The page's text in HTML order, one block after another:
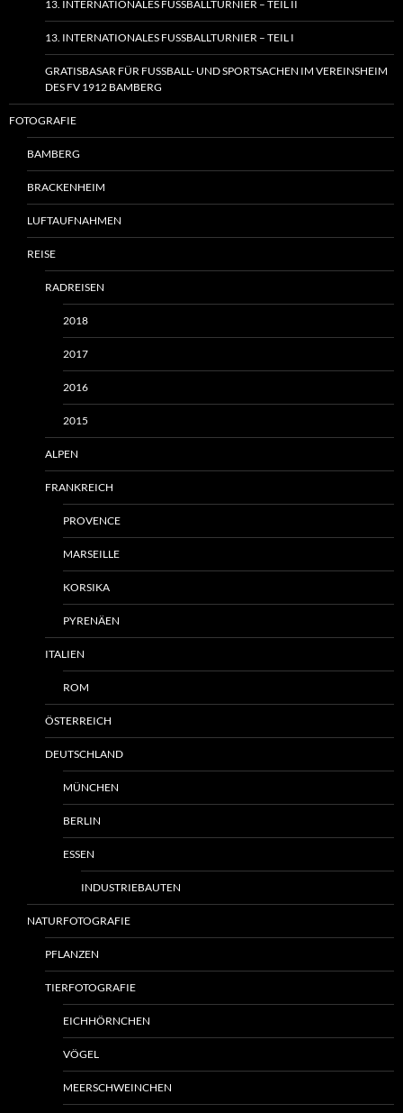
13. INTERNATIONALES FUSSBALLTURNIER – TEIL II
13. INTERNATIONALES FUSSBALLTURNIER – TEIL I
GRATISBASAR FÜR FUSSBALL- UND SPORTSACHEN IM VEREINSHEIM
DES FV 1912 BAMBERG
FOTOGRAFIE
BAMBERG
BRACKENHEIM
LUFTAUFNAHMEN
REISE
RADREISEN
2018
2017
2016
2015
ALPEN
FRANKREICH
PROVENCE
MARSEILLE
KORSIKA
PYRENÄEN
ITALIEN
ROM
ÖSTERREICH
DEUTSCHLAND
MÜNCHEN
BERLIN
ESSEN
INDUSTRIEBAUTEN
NATURFOTOGRAFIE
PFLANZEN
TIERFOTOGRAFIE
EICHHÖRNCHEN
VÖGEL
MEERSCHWEINCHEN